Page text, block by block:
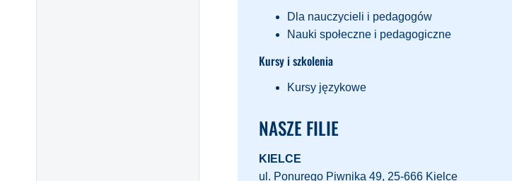
Dla nauczycieli i pedagogów
Nauki społeczne i pedagogiczne
Kursy i szkolenia
Kursy językowe
NASZE FILIE
KIELCE
ul. Ponurego Piwnika 49, 25-666 Kielce